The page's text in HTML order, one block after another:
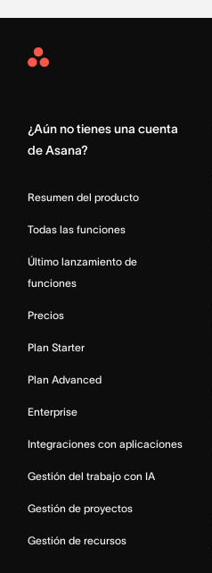
Asana
¿Aún no tienes una cuenta
de Asana?
Resumen del producto
Todas las funciones
Último lanzamiento de
funciones
Precios
Plan Starter
Plan Advanced
Enterprise
Integraciones con aplicaciones
Gestión del trabajo con IA
Gestión de proyectos
Gestión de recursos